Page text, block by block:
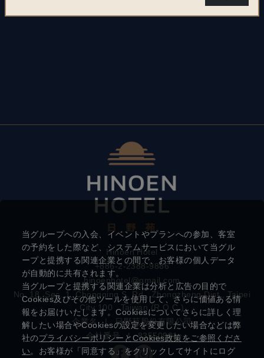
Hinoen Hotel
+886-2-2388-9886
hinoenhotel@gmail.com
No. 18, Sec. 1, Chongqing S. Rd., Zhongzheng Dist., Taipei
City 100 , Taiwan (R.O.C.)
企業名
|
日野苑股份有限公司
会社番号
| 83550901
当グループへの入会、イベントやプランへの参加、客室
の予約をした際など、システムサービスにおいて当グル
ープと提携する関連企業との間で、お客様の個人データ
が自動的に共有されます。
当グループと提携する関連企業は分析と広告の目的で
Cookies及びその他ツールを使用して、さらに価値ある情
報をお届けいたします。Cookiesについてさらに詳しく理
解したい場合やCookiesの設定を変更したい場合などは弊
社のプライバシーポリシーとCookies政策をご参照くださ
い。お客様が「同意する」をクリックしてサイトにログ